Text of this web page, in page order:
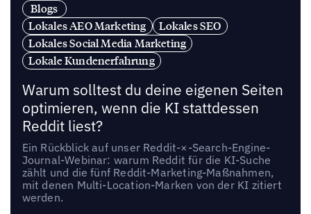
Blogs
Lokales AEO Marketing
Lokales SEO
Lokales Social Media Marketing
Lokale Kundenerfahrung
Warum solltest du deine eigenen Seiten
optimieren, wenn die KI stattdessen
Reddit liest?
Ein Rückblick auf unser Reddit-×-Search-Engine-
Journal-Webinar: warum Reddit für die KI-Suche
zählt und die fünf Reddit-Marketing-Maßnahmen,
mit denen Multi-Location-Marken von der KI zitiert
werden.